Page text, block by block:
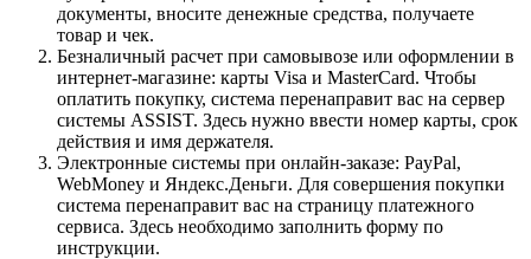
документы, вносите денежные средства, получаете
товар и чек.
Безналичный расчет при самовывозе или оформлении в
интернет-магазине: карты Visa и MasterCard. Чтобы
оплатить покупку, система перенаправит вас на сервер
системы ASSIST. Здесь нужно ввести номер карты, срок
действия и имя держателя.
Электронные системы при онлайн-заказе: PayPal,
WebMoney и Яндекс.Деньги. Для совершения покупки
система перенаправит вас на страницу платежного
сервиса. Здесь необходимо заполнить форму по
инструкции.